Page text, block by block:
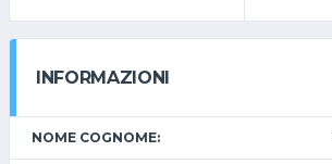
INFORMAZIONI
NOME COGNOME: